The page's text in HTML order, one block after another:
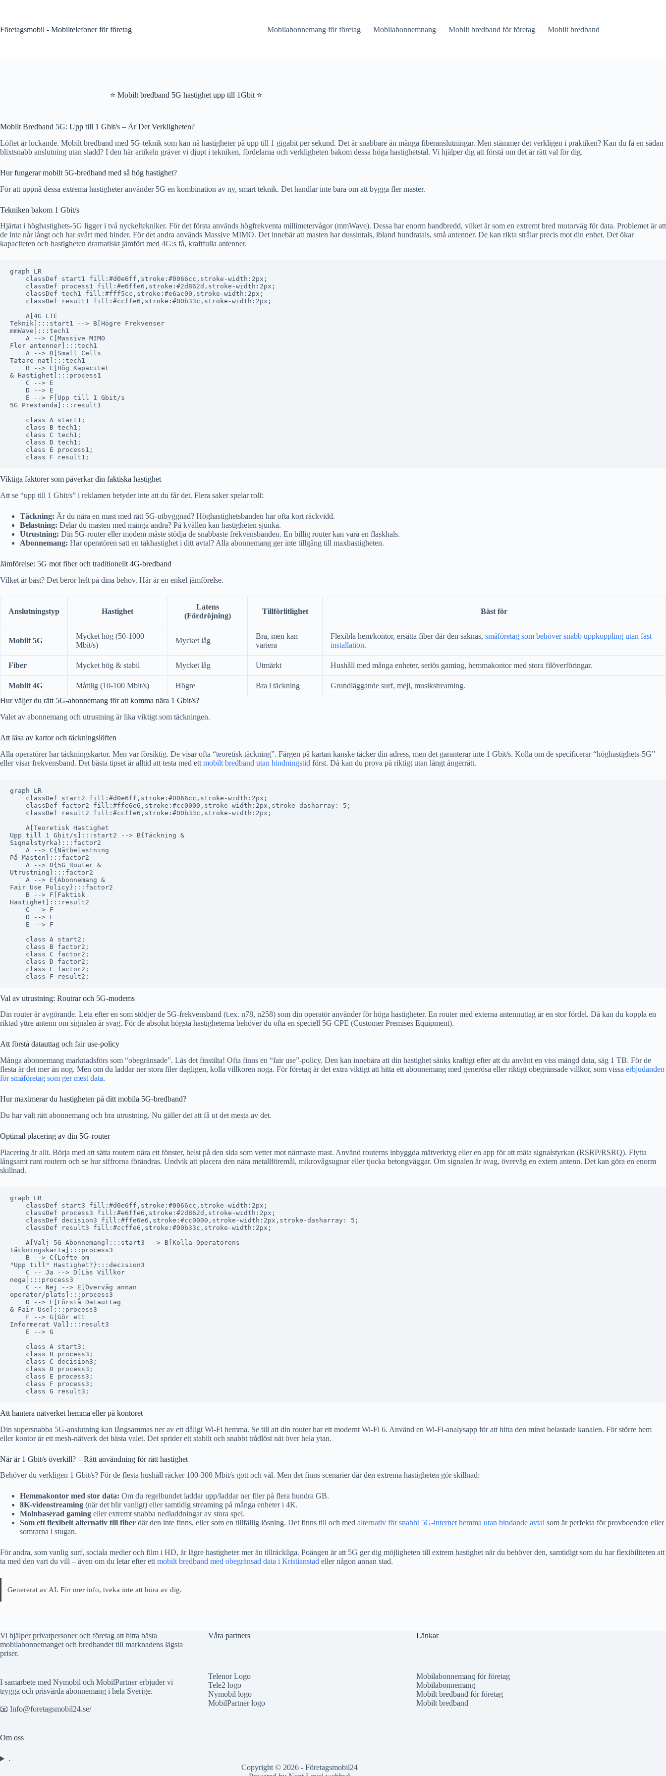
Företagsmobil - Mobiltelefoner för företag
Mobilabonnemang för företag Mobilabonnemnang Mobilt bredband för företag Mobilt bredband
⭐ Mobilt bredband 5G hastighet upp till 1Gbit ⭐
Mobilt Bredband 5G: Upp till 1 Gbit/s – Är Det Verkligheten?
Löftet är lockande. Mobilt bredband med 5G-teknik som kan nå hastigheter på upp till 1 gigabit per sekund. Det är snabbare än många fiberanslutningar. Men stämmer det verkligen i praktiken? Kan du få en sådan
blixtsnabb anslutning utan sladd? I den här artikeln gräver vi djupt i tekniken, fördelarna och verkligheten bakom dessa höga hastighetstal. Vi hjälper dig att förstå om det är rätt val för dig.
Hur fungerar mobilt 5G-bredband med så hög hastighet?
För att uppnå dessa extrema hastigheter använder 5G en kombination av ny, smart teknik. Det handlar inte bara om att bygga fler master.
Tekniken bakom 1 Gbit/s
Hjärtat i höghastighets-5G ligger i två nyckeltekniker. För det första används högfrekventa millimetervågor (mmWave). Dessa har enorm bandbredd, vilket är som en extremt bred motorväg för data. Problemet är att
de inte når långt och har svårt med hinder. För det andra används Massive MIMO. Det innebär att masten har dussintals, ibland hundratals, små antenner. De kan rikta strålar precis mot din enhet. Det ökar
kapaciteten och hastigheten dramatiskt jämfört med 4G:s få, kraftfulla antenner.
graph LR
    classDef start1 fill:#d0e6ff,stroke:#0066cc,stroke-width:2px;
    classDef process1 fill:#e6ffe6,stroke:#2d862d,stroke-width:2px;
    classDef tech1 fill:#fff5cc,stroke:#e6ac00,stroke-width:2px;
    classDef result1 fill:#ccffe6,stroke:#00b33c,stroke-width:2px;
    A[4G LTE
Teknik]:::start1 --> B[Högre Frekvenser
mmWave]:::tech1
    A --> C[Massive MIMO
Fler antenner]:::tech1
    A --> D[Small Cells
Tätare nät]:::tech1
    B --> E[Hög Kapacitet
& Hastighet]:::process1
    C --> E
    D --> E
    E --> F[Upp till 1 Gbit/s
5G Prestanda]:::result1
    class A start1;
    class B tech1;
    class C tech1;
    class D tech1;
    class E process1;
Viktiga faktorer som påverkar din faktiska hastighet
Att se “upp till 1 Gbit/s” i reklamen betyder inte att du får det. Flera saker spelar roll:
Täckning: Är du nära en mast med rätt 5G-utbyggnad? Höghastighetsbanden har ofta kort räckvidd.
Belastning: Delar du masten med många andra? På kvällen kan hastigheten sjunka.
Utrustning: Din 5G-router eller modem måste stödja de snabbaste frekvensbanden. En billig router kan vara en flaskhals.
Abonnemang: Har operatören satt en takhastighet i ditt avtal? Alla abonnemang ger inte tillgång till maxhastigheten.
Jämförelse: 5G mot fiber och traditionellt 4G-bredband
Vilket är bäst? Det beror helt på dina behov. Här är en enkel jämförelse.
Anslutningstyp Hastighet
Latens
(Fördröjning)
Tillförlitlighet Bäst för
Mobilt 5G
Mycket hög (50-1000
Mbit/s)
Mycket låg
Bra, men kan
variera
Flexibla hem/kontor, ersätta fiber där den saknas, småföretag som behöver snabb uppkoppling utan fast
installation.
Fiber Mycket hög & stabil Mycket låg Utmärkt Hushåll med många enheter, seriös gaming, hemmakontor med stora filöverföringar.
Mobilt 4G Måttlig (10-100 Mbit/s) Högre Bra i täckning
Grundläggande surf, mejl, musikstreaming.
Hur väljer du rätt 5G-abonnemang för att komma nära 1 Gbit/s?
Valet av abonnemang och utrustning är lika viktigt som täckningen.
Att läsa av kartor och täckningslöften
Alla operatörer har täckningskartor. Men var försiktig. De visar ofta “teoretisk täckning”. Färgen på kartan kanske täcker din adress, men det garanterar inte 1 Gbit/s. Kolla om de specificerar “höghastighets-5G”
eller visar frekvensband. Det bästa tipset är alltid att testa med ett mobilt bredband utan bindningstid först. Då kan du prova på riktigt utan långt ångerrätt.
graph LR
    classDef start2 fill:#d0e6ff,stroke:#0066cc,stroke-width:2px;
    classDef factor2 fill:#ffe6e6,stroke:#cc0000,stroke-width:2px,stroke-dasharray: 5;
    classDef result2 fill:#ccffe6,stroke:#00b33c,stroke-width:2px;
    A[Teoretisk Hastighet
Upp till 1 Gbit/s]:::start2 --> B{Täckning &
Signalstyrka}:::factor2
    A --> C{Nätbelastning
På Masten}:::factor2
    A --> D{5G Router &
Utrustning}:::factor2
    A --> E{Abonnemang &
Fair Use Policy}:::factor2
    B --> F[Faktisk
Hastighet]:::result2
    C --> F
    D --> F
    E --> F
    class A start2;
    class B factor2;
    class C factor2;
    class D factor2;
    class E factor2;
Val av utrustning: Routrar och 5G-modems
Din router är avgörande. Leta efter en som stödjer de 5G-frekvensband (t.ex. n78, n258) som din operatör använder för höga hastigheter. En router med externa antennuttag är en stor fördel. Då kan du koppla en
riktad yttre antenn om signalen är svag. För de absolut högsta hastigheterna behöver du ofta en speciell 5G CPE (Customer Premises Equipment).
Att förstå datauttag och fair use-policy
Många abonnemang marknadsförs som “obegränsade”. Läs det finstilta! Ofta finns en “fair use”-policy. Den kan innebära att din hastighet sänks kraftigt efter att du använt en viss mängd data, säg 1 TB. För de
flesta är det mer än nog. Men om du laddar ner stora filer dagligen, kolla villkoren noga. För företag är det extra viktigt att hitta ett abonnemang med generösa eller riktigt obegränsade villkor, som vissa erbjudanden
för småföretag som ger mest data.
Hur maximerar du hastigheten på ditt mobila 5G-bredband?
Du har valt rätt abonnemang och bra utrustning. Nu gäller det att få ut det mesta av det.
Optimal placering av din 5G-router
Placering är allt. Börja med att sätta routern nära ett fönster, helst på den sida som vetter mot närmaste mast. Använd routerns inbyggda mätverktyg eller en app för att mäta signalstyrkan (RSRP/RSRQ). Flytta
långsamt runt routern och se hur siffrorna förändras. Undvik att placera den nära metallföremål, mikrovågsugnar eller tjocka betongväggar. Om signalen är svag, överväg en extern antenn. Det kan göra en enorm
skillnad.
graph LR
    classDef start3 fill:#d0e6ff,stroke:#0066cc,stroke-width:2px;
    classDef process3 fill:#e6ffe6,stroke:#2d862d,stroke-width:2px;
    classDef decision3 fill:#ffe6e6,stroke:#cc0000,stroke-width:2px,stroke-dasharray: 5;
    classDef result3 fill:#ccffe6,stroke:#00b33c,stroke-width:2px;
    A[Välj 5G Abonnemang]:::start3 --> B[Kolla Operatörens
Täckningskarta]:::process3
    B --> C{Löfte om
"Upp till" Hastighet?}:::decision3
    C -- Ja --> D[Läs Villkor
noga]:::process3
    C -- Nej --> E[Överväg annan
operatör/plats]:::process3
    D --> F[Förstå Datauttag
& Fair Use]:::process3
    F --> G[Gör ett
Informerat Val]:::result3
    E --> G
    class A start3;
    class B process3;
    class C decision3;
    class D process3;
    class E process3;
    class F process3;
Att hantera nätverket hemma eller på kontoret
Din supersnabba 5G-anslutning kan långsammas ner av ett dåligt Wi-Fi hemma. Se till att din router har ett modernt Wi-Fi 6. Använd en Wi-Fi-analysapp för att hitta den minst belastade kanalen. För större hem
eller kontor är ett mesh-nätverk det bästa valet. Det sprider ett stabilt och snabbt trådlöst nät över hela ytan.
När är 1 Gbit/s överkill? – Rätt användning för rätt hastighet
Behöver du verkligen 1 Gbit/s? För de flesta hushåll räcker 100-300 Mbit/s gott och väl. Men det finns scenarier där den extrema hastigheten gör skillnad:
Hemmakontor med stor data: Om du regelbundet laddar upp/laddar ner filer på flera hundra GB.
8K-videostreaming (när det blir vanligt) eller samtidig streaming på många enheter i 4K.
Molnbaserad gaming eller extremt snabba nedladdningar av stora spel.
Som ett flexibelt alternativ till fiber där den inte finns, eller som en tillfällig lösning. Det finns till och med alternativ för snabbt 5G-internet hemma utan bindande avtal som är perfekta för provboenden eller
somrarna i stugan.
För andra, som vanlig surf, sociala medier och film i HD, är lägre hastigheter mer än tillräckliga. Poängen är att 5G ger dig möjligheten till extrem hastighet när du behöver den, samtidigt som du har flexibiliteten att
ta med den vart du vill – även om du letar efter ett mobilt bredband med obegränsad data i Kristianstad eller någon annan stad.
Genererat av AI. För mer info, tveka inte att höra av dig.
Vi hjälper privatpersoner och företag att hitta bästa
mobilabonnemanget och bredbandet till marknadens lägsta
priser.
I samarbete med Nymobil och MobilPartner erbjuder vi
trygga och prisvärda abonnemang i hela Sverige.
📧 Info@foretagsmobil24.se/
Om oss
Våra partners
Telenor Logo
Tele2 logo
Nymobil logo
MobilPartner logo
Länkar
Mobilabonnemang för företag
Mobilabonnemang
Mobilt bredband för företag
Mobilt bredband
.
Copyright © 2026 - Företagsmobil24